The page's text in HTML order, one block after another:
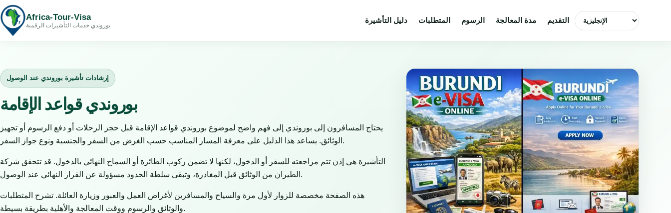
Africa-Tour-Visa
بوروندي خدمات التأشيرات الرقمية
دليل التأشيرة المتطلبات الرسوم مدة المعالجة التقديم اختر اللغة
إرشادات تأشيرة بوروندي عند الوصول
بوروندي قواعد الإقامة
يحتاج المسافرون إلى بوروندي إلى فهم واضح لموضوع بوروندي قواعد الإقامة قبل حجز الرحلات أو دفع الرسوم أو تجهيز
الوثائق. يساعد هذا الدليل على معرفة المسار المناسب حسب الغرض من السفر والجنسية ونوع جواز السفر.
التأشيرة هي إذن تتم مراجعته للسفر أو الدخول، لكنها لا تضمن ركوب الطائرة أو السماح النهائي بالدخول. قد تتحقق شركة
الطيران من الوثائق قبل المغادرة، وتبقى سلطة الحدود مسؤولة عن القرار النهائي عند الوصول.
هذه الصفحة مخصصة للزوار لأول مرة والسياح والمسافرين لأغراض العمل والعبور وزيارة العائلة. تشرح المتطلبات
والوثائق والرسوم ووقت المعالجة والأهلية بطريقة بسيطة.